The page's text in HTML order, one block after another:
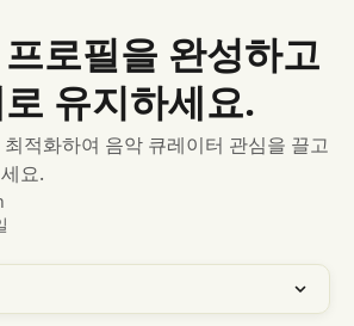
로필을 완성하고
유지하세요.
적화하여 음악 큐레이터 관심을 끌고
요.